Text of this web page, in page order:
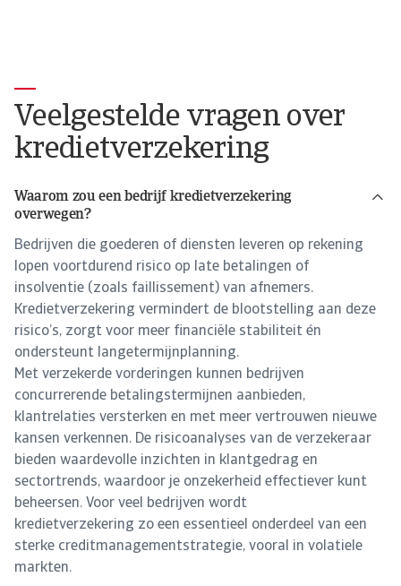
Veelgestelde vragen over
kredietverzekering
Waarom zou een bedrijf kredietverzekering
overwegen?
Bedrijven die goederen of diensten leveren op rekening
lopen voortdurend risico op late betalingen of
insolventie (zoals faillissement) van afnemers.
Kredietverzekering vermindert de blootstelling aan deze
risico’s, zorgt voor meer financiële stabiliteit én
ondersteunt langetermijnplanning.
Met verzekerde vorderingen kunnen bedrijven
concurrerende betalingstermijnen aanbieden,
klantrelaties versterken en met meer vertrouwen nieuwe
kansen verkennen. De risicoanalyses van de verzekeraar
bieden waardevolle inzichten in klantgedrag en
sectortrends, waardoor je onzekerheid effectiever kunt
beheersen. Voor veel bedrijven wordt
kredietverzekering zo een essentieel onderdeel van een
sterke creditmanagementstrategie, vooral in volatiele
markten.